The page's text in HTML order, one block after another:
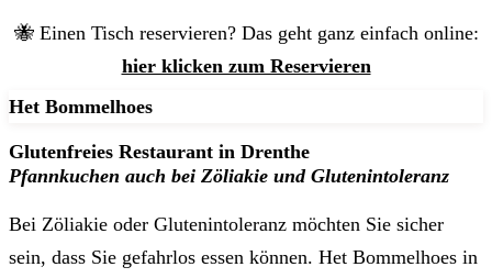
🐝 Einen Tisch reservieren? Das geht ganz einfach online:
hier klicken zum Reservieren
Het Bommelhoes
Glutenfreies Restaurant in Drenthe
Pfannkuchen auch bei Zöliakie und Glutenintoleranz
Bei Zöliakie oder Glutenintoleranz möchten Sie sicher
sein, dass Sie gefahrlos essen können. Het Bommelhoes in